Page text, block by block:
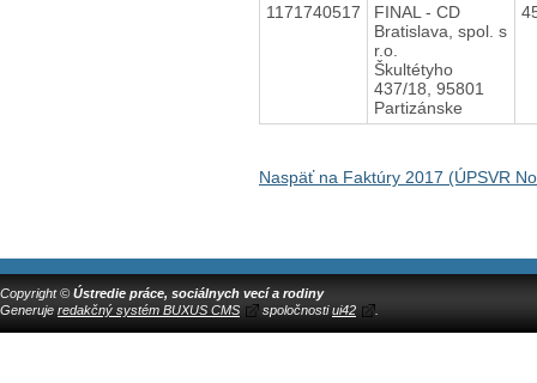
1171740517
FINAL - CD
Bratislava, spol. s
r.o.
Škultétyho
437/18, 95801
Partizánske
Naspäť na Faktúry 2017 (ÚPSVR
Copyright © Ústredie práce, sociálnych vecí a rodiny
Generuje redakčný systém BUXUS CMS spoločnostiui42